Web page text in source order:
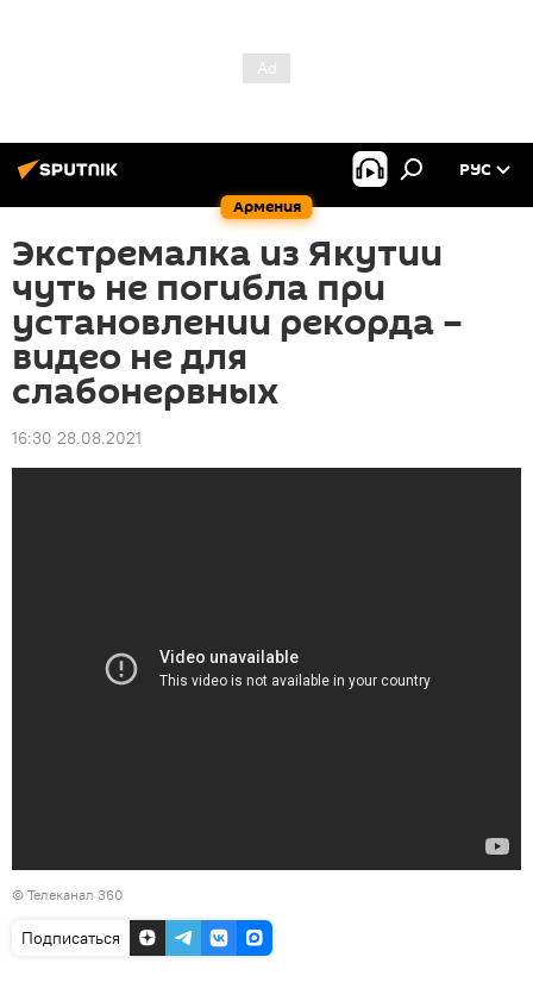
Армения
РУС
Экстремалка из Якутии
чуть не погибла при
установлении рекорда –
видео не для
слабонервных
16:30 28.08.2021
© Телеканал 360
Подписаться